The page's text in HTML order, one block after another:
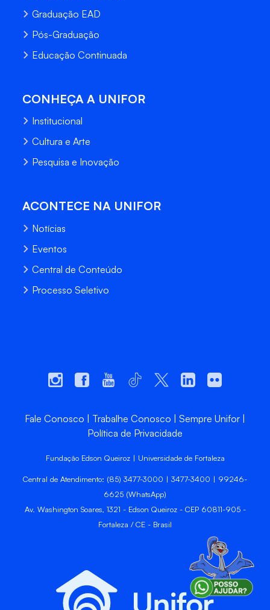
Graduação EAD
Pós-Graduação
Educação Continuada
CONHEÇA A UNIFOR
Institucional
Cultura e Arte
Pesquisa e Inovação
ACONTECE NA UNIFOR
Notícias
Eventos
Central de Conteúdo
Processo Seletivo
Fale Conosco Trabalhe Conosco
Sempre Unifor
Política de Privacidade
Fundação Edson Queiroz | Universidade de Fortaleza
Central de Atendimento: (85) 3477-3000 | 3477-3400 | 99246-
6625 (WhatsApp)
Av. Washington Soares, 1321 - Edson Queiroz - CEP 60811-905 -
Fortaleza / CE - Brasil